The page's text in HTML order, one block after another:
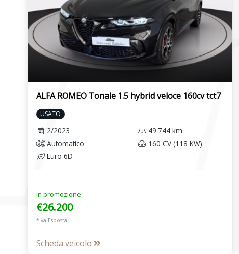
ALFA ROMEO Tonale 1.5 hybrid veloce 160cv tct7
USATO
2/2023
49.744 km
Automatico
160 CV (118 KW)
Euro 6D
In promozione
€26.200
*Iva Esposta
Scheda veicolo